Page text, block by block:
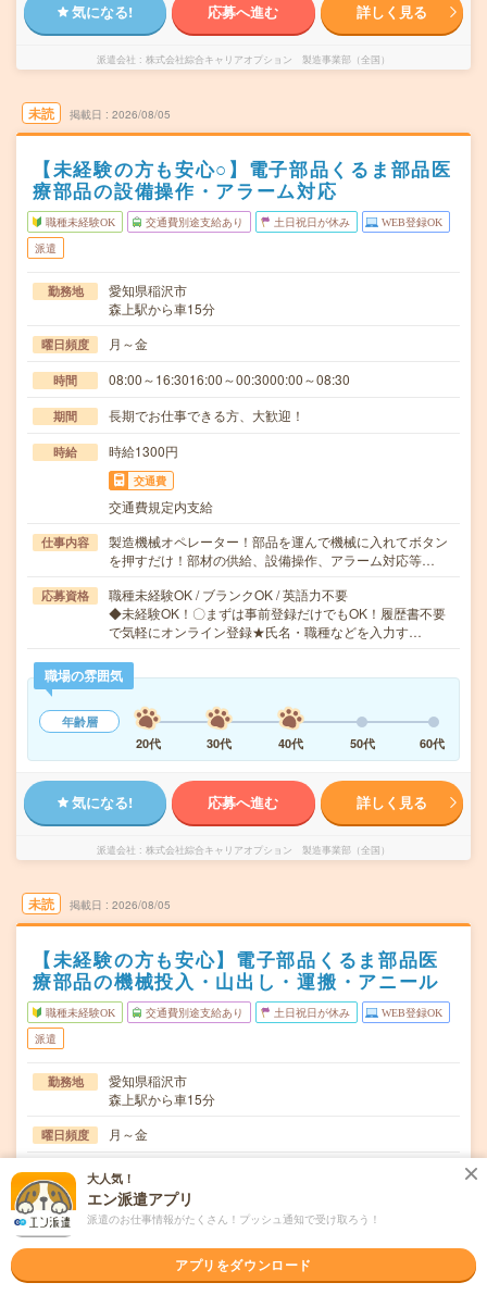
気になる! 応募へ進む 詳しく見る
派遣会社 株式会社綜合キャリアオプション 製造事業部（全国）
未読 掲載日 2026/08/05
【未経験の方も安心○】電子部品くるま部品医
療部品の設備操作・アラーム対応
職種未経験OK 交通費別途支給あり 土日祝日が休み WEB登録OK
派遣
勤務地
愛知県稲沢市
森上駅から車15分
曜日頻度 月～金
時間 08:00～16:3016:00～00:3000:00～08:30
期間 長期でお仕事できる方、大歓迎！
時給 時給1300円
交通費
交通費規定内支給
仕事内容
製造機械オペレーター！部品を運んで機械に入れてボタン
を押すだけ！部材の供給、設備操作、アラーム対応等…
応募資格
職種未経験OK / ブランクOK / 英語力不要
◆未経験OK！〇まずは事前登録だけでもOK！履歴書不要
で気軽にオンライン登録★氏名・職種などを入力す…
職場の雰囲気
年齢層
20代
30代 40代 50代 60代
気になる! 応募へ進む 詳しく見る
派遣会社 株式会社綜合キャリアオプション 製造事業部（全国）
未読 掲載日 2026/08/05
【未経験の方も安心】電子部品くるま部品医
療部品の機械投入・山出し・運搬・アニール
職種未経験OK 交通費別途支給あり 土日祝日が休み WEB登録OK
派遣
勤務地
愛知県稲沢市
森上駅から車15分
曜日頻度 月～金
時間 08:30～17:0020:30～05:00
期間 長期でお仕事できる方、大歓迎！
時給
大人気！
エン派遣アプリ
派遣のお仕事情報がたくさん！プッシュ通知で受け取ろう！
アプリをダウンロード